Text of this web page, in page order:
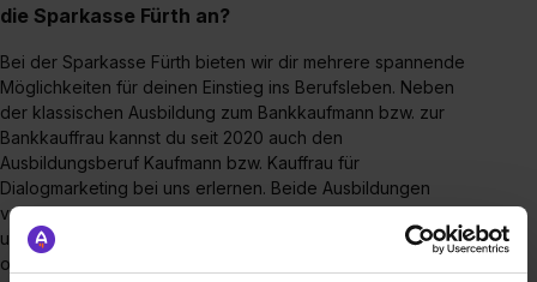
die Sparkasse Fürth an?
Bei der Sparkasse Fürth bieten wir dir mehrere spannende
Möglichkeiten für deinen Einstieg ins Berufsleben. Neben
der klassischen Ausbildung zum Bankkaufmann bzw. zur
Bankkauffrau kannst du seit 2020 auch den
Ausbildungsberuf Kaufmann bzw. Kauffrau für
Dialogmarketing bei uns erlernen. Beide Ausbildungen
vermitteln dir fundiertes Fachwissen, praktische Erfahrung
und vielfältige Karrierechancen. Wenn du Theorie und Praxis
optimal verbinden möchtest, ist unser Duales Studium genau